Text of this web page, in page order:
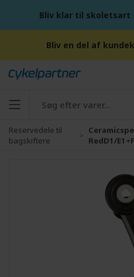
Bliv klar til skoletsart
Bliv en del af
Reservedele til
bagskiftere
RedD1/